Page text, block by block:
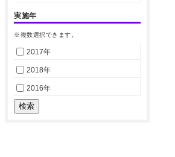
実施年
※複数選択できます。
2017年
2018年
2016年